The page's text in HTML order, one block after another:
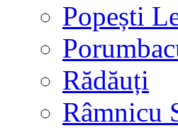
Popești
Rădăuți
Râmnicu